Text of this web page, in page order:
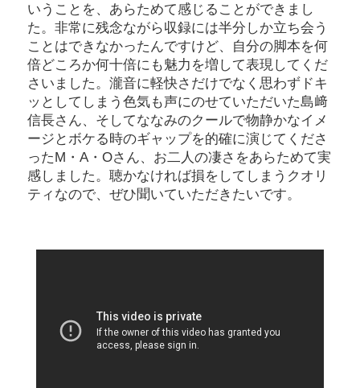
いうことを、あらためて感じることができまし
た。非常に残念ながら収録には半分しか立ち会う
ことはできなかったんですけど、自分の脚本を何
倍どころか何十倍にも魅力を増して表現してくだ
さいました。瀧音に軽快さだけでなく思わずドキ
ッとしてしまう色気も声にのせていただいた島﨑
信長さん、そしてななみのクールで物静かなイメ
ージとボケる時のギャップを的確に演じてくださ
ったM・A・Oさん、お二人の凄さをあらためて実
感しました。聴かなければ損をしてしまうクオリ
ティなので、ぜひ聞いていただきたいです。